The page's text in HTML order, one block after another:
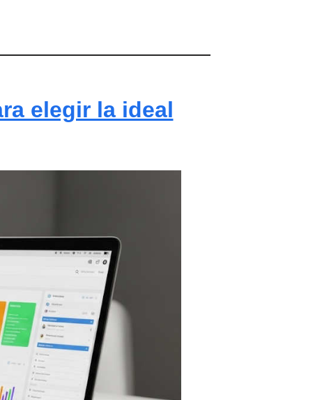
elegir la ideal